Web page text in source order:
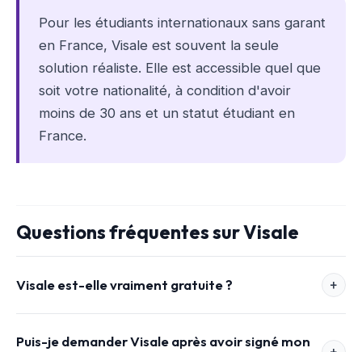
Pour les étudiants internationaux sans garant
en France, Visale est souvent la seule
solution réaliste. Elle est accessible quel que
soit votre nationalité, à condition d'avoir
moins de 30 ans et un statut étudiant en
France.
Questions fréquentes sur Visale
Visale est-elle vraiment gratuite ?
Puis-je demander Visale après avoir signé mon